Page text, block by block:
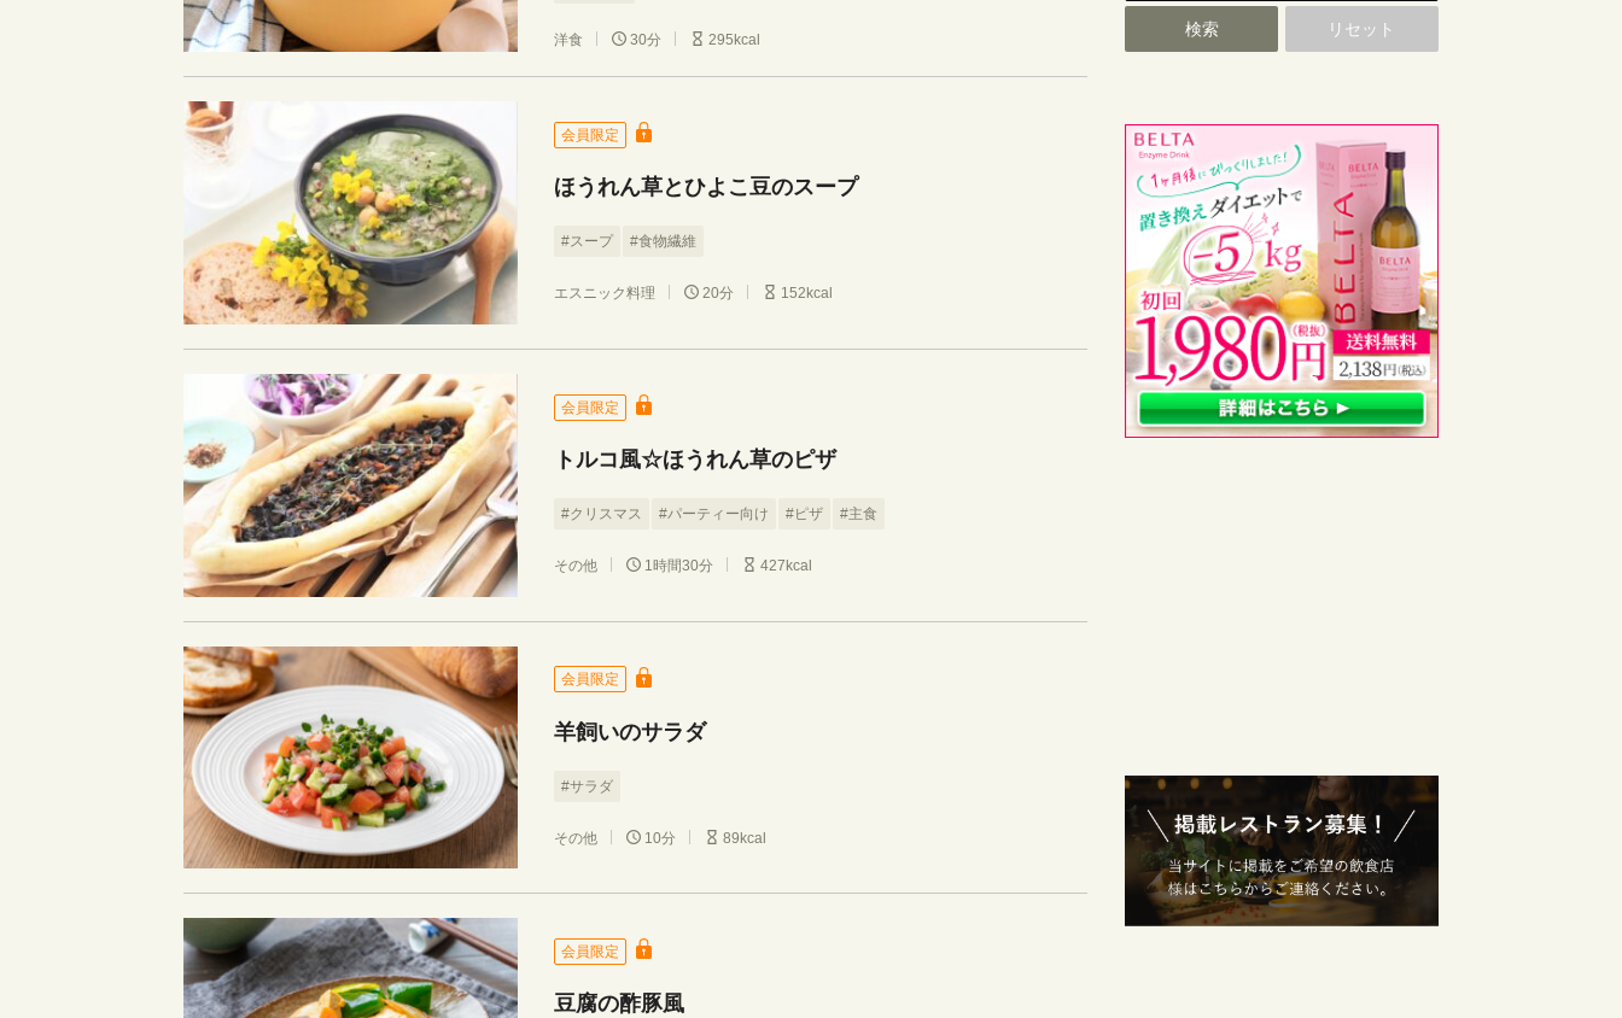
洋食 30分 295kcal
会員限定
ほうれん草とひよこ豆のスープ
#スープ #食物繊維
エスニック料理 20分 152kcal
会員限定
トルコ風☆ほうれん草のピザ
#クリスマス #パーティー向け #ピザ #主食
その他 1時間30分 427kcal
会員限定
羊飼いのサラダ
#サラダ
その他 10分 89kcal
会員限定
豆腐の酢豚風